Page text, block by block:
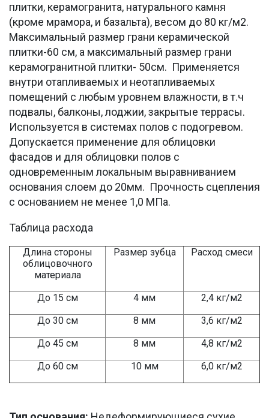
плитки, керамогранита, натурального камня
(кроме мрамора, и базальта), весом до 80 кг/м2.
Максимальный размер грани керамической
плитки-60 см, а максимальный размер грани
керамогранитной плитки- 50см. Применяется
внутри отапливаемых и неотапливаемых
помещений с любым уровнем влажности, в т.ч
подвалы, балконы, лоджии, закрытые террасы.
Используется в системах полов с подогревом.
Допускается применение для облицовки
фасадов и для облицовки полов с
одновременным локальным выравниванием
основания слоем до 20мм. Прочность сцепления
с основанием не менее 1,0 МПа.
Таблица расхода
Длина стороны
облицовочного
материала
Размер зубца Расход смеси
До 15 см 4 мм
2,4 кг/м2
До 30 см
8 мм
3,6 кг/м2
До 45 см
8 мм
4,8 кг/м2
До 60 см
10 мм 6,0 кг/м2